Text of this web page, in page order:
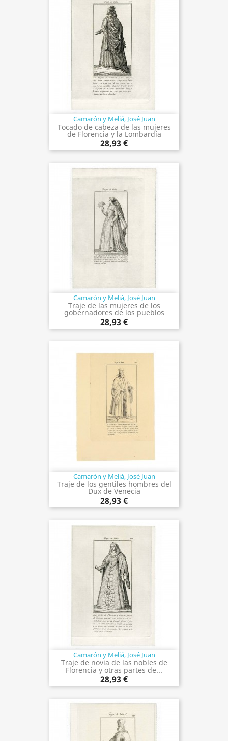
Camarón y Meliá, José Juan
Tocado de cabeza de las mujeres
de Florencia y la Lombardía
28,93 €
Camarón y Meliá, José Juan
Traje de las mujeres de los
gobernadores de los pueblos
28,93 €
Camarón y Meliá, José Juan
Traje de los gentiles hombres del
Dux de Venecia
28,93 €
Camarón y Meliá, José Juan
Traje de novia de las nobles de
Florencia y otras partes de...
28,93 €